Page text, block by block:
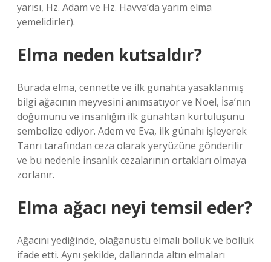
yarısı, Hz. Adam ve Hz. Havva’da yarım elma
yemelidirler).
Elma neden kutsaldır?
Burada elma, cennette ve ilk günahta yasaklanmış
bilgi ağacının meyvesini anımsatıyor ve Noel, İsa’nın
doğumunu ve insanlığın ilk günahtan kurtuluşunu
sembolize ediyor. Adem ve Eva, ilk günahı işleyerek
Tanrı tarafından ceza olarak yeryüzüne gönderilir
ve bu nedenle insanlık cezalarının ortakları olmaya
zorlanır.
Elma ağacı neyi temsil eder?
Ağacını yediğinde, olağanüstü elmalı bolluk ve bolluk
ifade etti. Aynı şekilde, dallarında altın elmaları